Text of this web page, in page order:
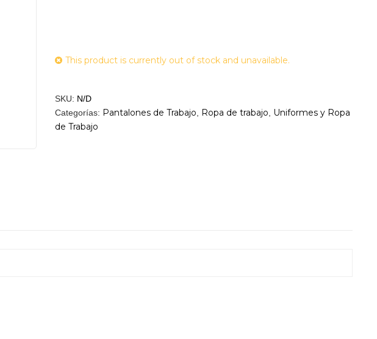
This product is currently out of stock and unavailable.
SKU: N/D
Categorías: Pantalones de Trabajo Ropa de trabajo Uniformes y Ropa
de Trabajo